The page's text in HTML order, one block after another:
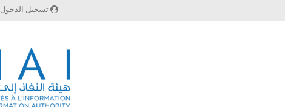
تسجيل الدخول